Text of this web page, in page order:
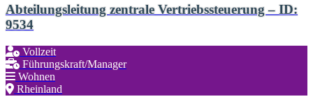
Abteilungsleitung zentrale Vertriebssteuerung – ID:
9534
Vollzeit
Führungskraft/Manager
Wohnen
Rheinland